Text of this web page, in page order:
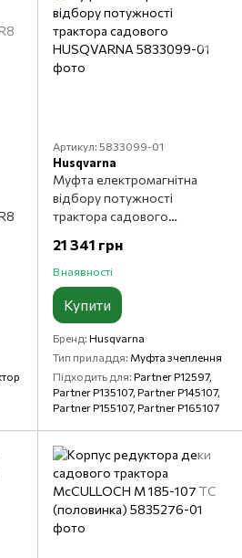
Артикул: 5833099-01
Husqvarna
Муфта електромагнітна
відбору потужності
трактора садового
21 341 грн
В наявності
Купити
Бренд Husqvarna
Тип приладдя Муфта зчеплення
Підходить для Partner P12597,
Partner P135107, Partner P145107,
Partner P155107, Partner P165107